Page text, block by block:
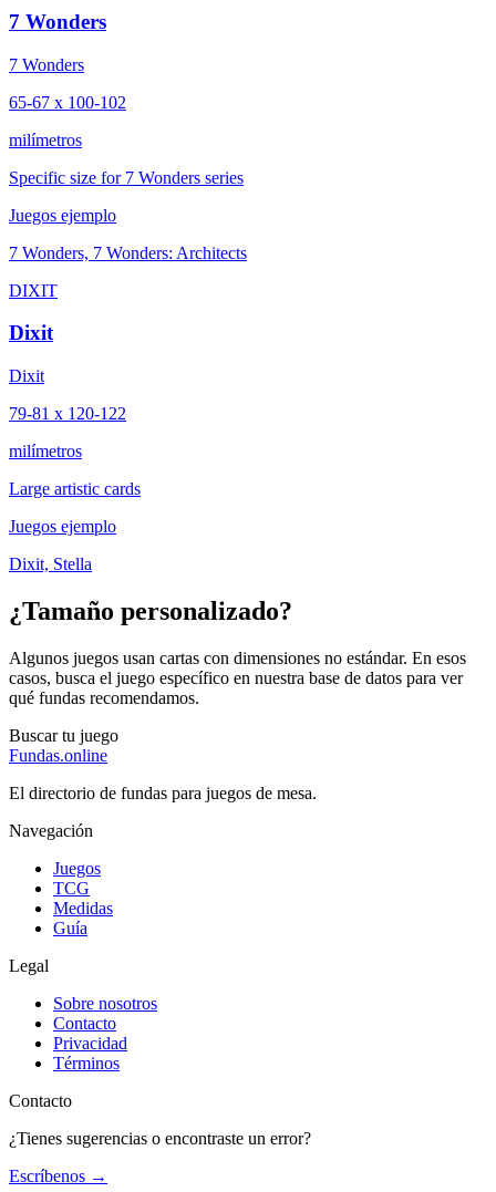
7 Wonders
7 Wonders
65-67 x 100-102
milímetros
Specific size for 7 Wonders series
Juegos ejemplo
7 Wonders, 7 Wonders: Architects
DIXIT
Dixit
Dixit
79-81 x 120-122
milímetros
Large artistic cards
Juegos ejemplo
Dixit, Stella
¿Tamaño personalizado?
Algunos juegos usan cartas con dimensiones no estándar. En esos
casos, busca el juego específico en nuestra base de datos para ver
qué fundas recomendamos.
Buscar tu juego
Fundas.online
El directorio de fundas para juegos de mesa.
Navegación
Juegos
TCG
Medidas
Guía
Legal
Sobre nosotros
Contacto
Privacidad
Términos
Contacto
¿Tienes sugerencias o encontraste un error?
Escríbenos →